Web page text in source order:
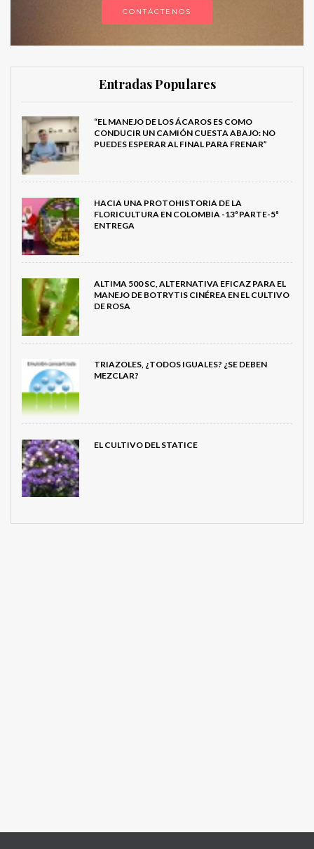
CONTÁCTENOS
Entradas Populares
“EL MANEJO DE LOS ÁCAROS ES COMO
CONDUCIR UN CAMIÓN CUESTA ABAJO: NO
PUEDES ESPERAR AL FINAL PARA FRENAR”
HACIA UNA PROTOHISTORIA DE LA
FLORICULTURA EN COLOMBIA -13ª PARTE-5ª
ENTREGA
ALTIMA 500 SC, ALTERNATIVA EFICAZ PARA EL
MANEJO DE BOTRYTIS CINÉREA EN EL CULTIVO
DE ROSA
TRIAZOLES, ¿TODOS IGUALES? ¿SE DEBEN
MEZCLAR?
EL CULTIVO DEL STATICE